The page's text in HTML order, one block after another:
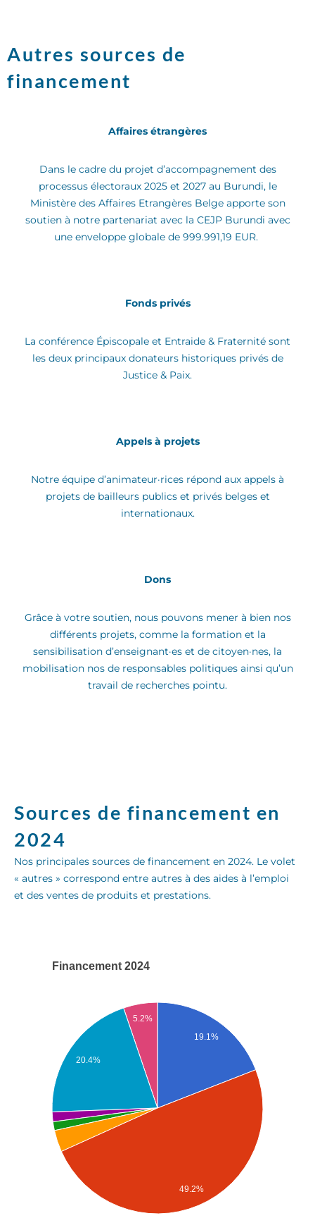
Autres sources de
financement
Affaires étrangères
Dans le cadre du projet d’accompagnement des
processus électoraux 2025 et 2027 au Burundi, le
Ministèredes Affaires Etrangères Belgeapporte son
soutienà notre partenariat avec la CEJPBurundi avec
une enveloppe globale de 999.991,19 EUR.
Fonds privés
La conférence Épiscopale et Entraide & Fraternité sont
les deuxprincipaux donateurs historiques privés de
Justice & Paix.
Appels à projets
Notre équipe d’animateur·rices répond aux appels à
projets de bailleurs publics et privés belges et
internationaux.
Dons
Grâce à votre soutien, nous pouvons mener à bien nos
différents projets, comme la formation et la
sensibilisation d’enseignant·es et de citoyen·nes, la
mobilisation nos de responsables politiques ainsi qu’un
travail de recherches pointu.
Sources de financement en
2024
Nos principales sources de financement en 2024. Le volet
« autres » correspond entre autres à des aides à l’emploi
et des ventes de produits et prestations.
Financement 2024
19.1%
5.2%
20.4%
49.2%